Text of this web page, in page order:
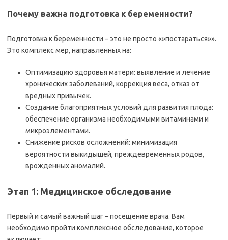
Почему важна подготовка к беременности?
Подготовка к беременности – это не просто «»постараться»».
Это комплекс мер, направленных на:
Оптимизацию здоровья матери: выявление и лечение
хронических заболеваний, коррекция веса, отказ от
вредных привычек.
Создание благоприятных условий для развития плода:
обеспечение организма необходимыми витаминами и
микроэлементами.
Снижение рисков осложнений: минимизация
вероятности выкидышей, преждевременных родов,
врожденных аномалий.
Этап 1: Медицинское обследование
Первый и самый важный шаг – посещение врача. Вам
необходимо пройти комплексное обследование, которое